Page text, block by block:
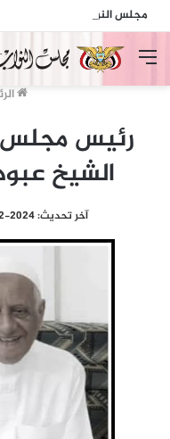
القائمة
رئيس مجلس
الشيخ
آخر تحديث: 2024-02-21